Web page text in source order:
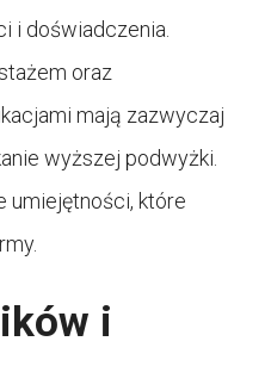
i doświadczenia.
oraz
mają zazwyczaj
wyższej podwyżki.
umiejętności, które
i